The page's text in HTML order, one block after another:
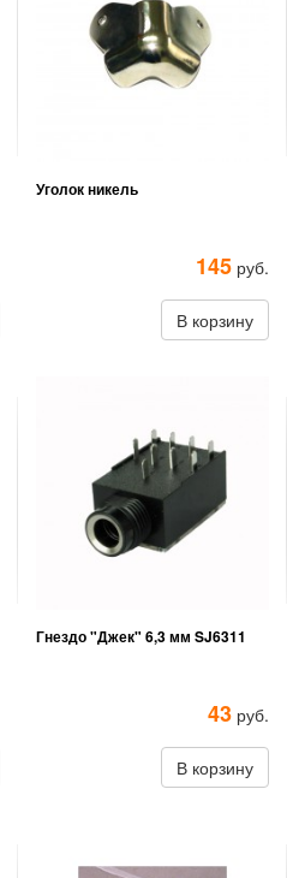
Уголок никель
145 руб.
В корзину
Гнездо "Джек" 6,3 мм SJ6311
43 руб.
В корзину